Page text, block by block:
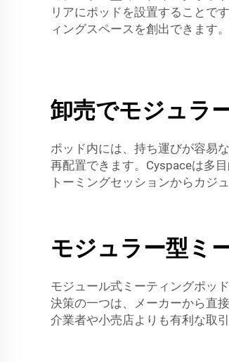
リアにポッドを設置することで
ィングスペースを創出できます
卸売でモジュラ
ポッド内には、持ち運びが容易
再配置できます。Cyspaceは多
トーミングセッションからカジ
モジュラー型ミ
モジュール式ミーティングポッ
決策の一つは、メーカーから直
介業者や小売店よりも有利な取